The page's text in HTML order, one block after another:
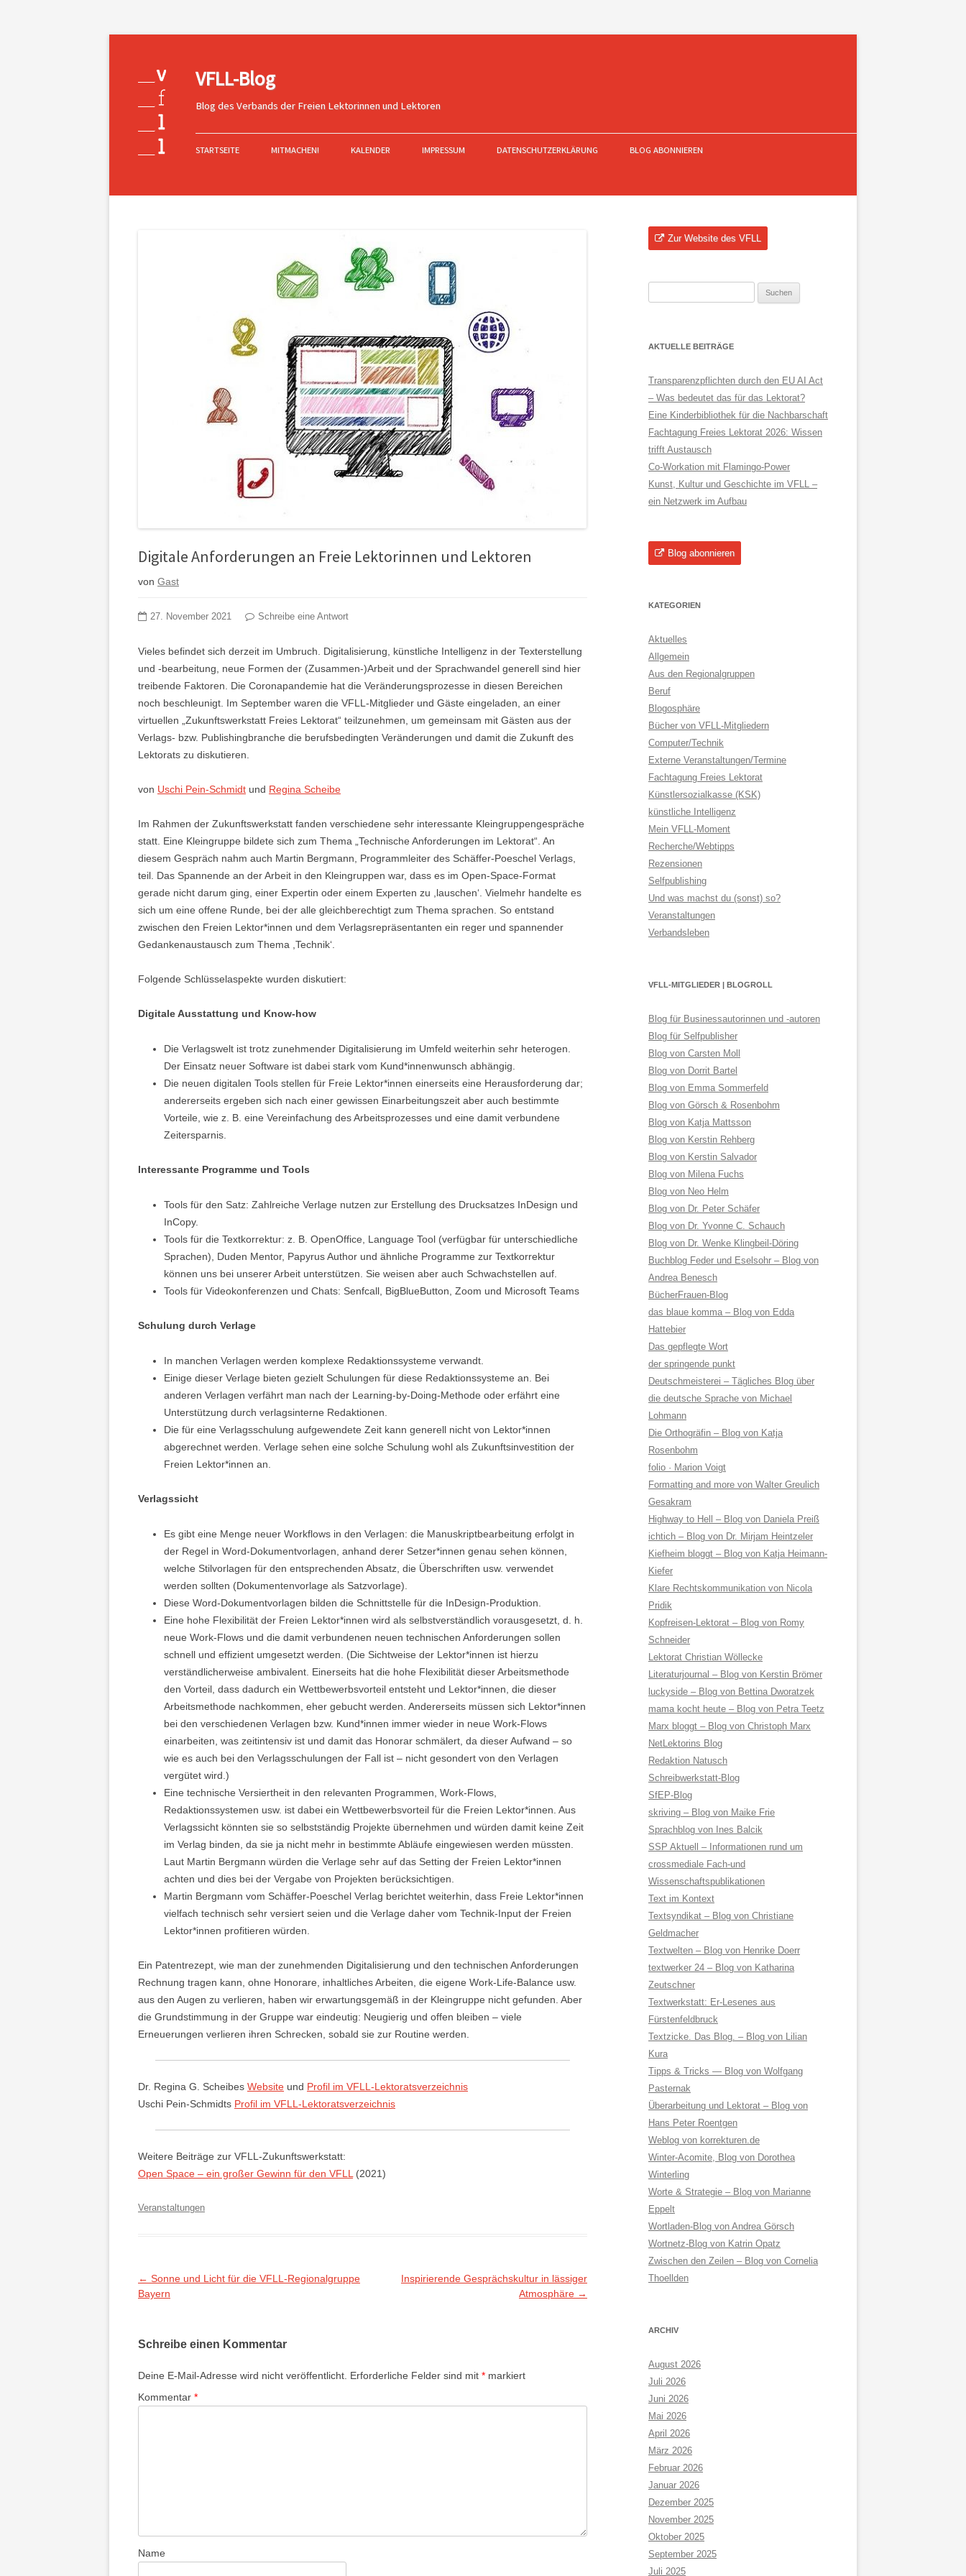
VFLL-Blog
Blog des Verbands der Freien Lektorinnen und Lektoren
Inhalt
STARTSEITE MITMACHEN! KALENDER IMPRESSUM DATENSCHUTZERKLÄRUNG BLOG ABONNIEREN
Digitale Anforderungen an Freie Lektorinnen und Lektoren
von Gast
27. November 2021 Schreibe eine Antwort
Vieles befindet sich derzeit im Umbruch. Digitalisierung, künstliche Intelligenz in der Texterstellung
und -bearbeitung, neue Formen der (Zusammen-)Arbeit und der Sprachwandel generell sind hier
treibende Faktoren. Die Coronapandemie hat die Veränderungsprozesse in diesen Bereichen
noch beschleunigt. Im September waren die VFLL-Mitglieder und Gäste eingeladen, an einer
virtuellen „Zukunftswerkstatt Freies Lektorat“ teilzunehmen, um gemeinsam mit Gästen aus der
Verlags- bzw. Publishingbranche die berufsbedingten Veränderungen und damit die Zukunft des
Lektorats zu diskutieren.
von Uschi Pein-Schmidt und Regina Scheibe
Im Rahmen der Zukunftswerkstatt fanden verschiedene sehr interessante Kleingruppengespräche
statt. Eine Kleingruppe bildete sich zum Thema „Technische Anforderungen im Lektorat“. An
diesem Gespräch nahm auch Martin Bergmann, Programmleiter des Schäffer-Poeschel Verlags,
teil. Das Spannende an der Arbeit in den Kleingruppen war, dass es im Open-Space-Format
gerade nicht darum ging, einer Expertin oder einem Experten zu ,lauschen‘. Vielmehr handelte es
sich um eine offene Runde, bei der alle gleichberechtigt zum Thema sprachen. So entstand
zwischen den Freien Lektor*innen und dem Verlagsrepräsentanten ein reger und spannender
Gedankenaustausch zum Thema ,Technik‘.
Folgende Schlüsselaspekte wurden diskutiert:
Digitale Ausstattung und Know-how
Die Verlagswelt ist trotz zunehmender Digitalisierung im Umfeld weiterhin sehr heterogen.
Der Einsatz neuer Software ist dabei stark vom Kund*innenwunsch abhängig.
Die neuen digitalen Tools stellen für Freie Lektor*innen einerseits eine Herausforderung dar;
andererseits ergeben sich nach einer gewissen Einarbeitungszeit aber auch bestimmte
Vorteile, wie z. B. eine Vereinfachung des Arbeitsprozesses und eine damit verbundene
Zeitersparnis.
Interessante Programme und Tools
Tools für den Satz: Zahlreiche Verlage nutzen zur Erstellung des Drucksatzes InDesign und
InCopy.
Tools für die Textkorrektur: z. B. OpenOffice, Language Tool (verfügbar für unterschiedliche
Sprachen), Duden Mentor, Papyrus Author und ähnliche Programme zur Textkorrektur
können uns bei unserer Arbeit unterstützen. Sie weisen aber auch Schwachstellen auf.
Tools für Videokonferenzen und Chats: Senfcall, BigBlueButton, Zoom und Microsoft Teams
Schulung durch Verlage
In manchen Verlagen werden komplexe Redaktionssysteme verwandt.
Einige dieser Verlage bieten gezielt Schulungen für diese Redaktionssysteme an. Bei
anderen Verlagen verfährt man nach der Learning-by-Doing-Methode oder erfährt eine
Unterstützung durch verlagsinterne Redaktionen.
Die für eine Verlagsschulung aufgewendete Zeit kann generell nicht von Lektor*innen
abgerechnet werden. Verlage sehen eine solche Schulung wohl als Zukunftsinvestition der
Freien Lektor*innen an.
Verlagssicht
Es gibt eine Menge neuer Workflows in den Verlagen: die Manuskriptbearbeitung erfolgt in
der Regel in Word-Dokumentvorlagen, anhand derer Setzer*innen genau sehen können,
welche Stilvorlagen für den entsprechenden Absatz, die Überschriften usw. verwendet
werden sollten (Dokumentenvorlage als Satzvorlage).
Diese Word-Dokumentvorlagen bilden die Schnittstelle für die InDesign-Produktion.
Eine hohe Flexibilität der Freien Lektor*innen wird als selbstverständlich vorausgesetzt, d. h.
neue Work-Flows und die damit verbundenen neuen technischen Anforderungen sollen
schnell und effizient umgesetzt werden. (Die Sichtweise der Lektor*innen ist hierzu
verständlicherweise ambivalent. Einerseits hat die hohe Flexibilität dieser Arbeitsmethode
den Vorteil, dass dadurch ein Wettbewerbsvorteil entsteht und Lektor*innen, die dieser
Arbeitsmethode nachkommen, eher gebucht werden. Andererseits müssen sich Lektor*innen
bei den verschiedenen Verlagen bzw. Kund*innen immer wieder in neue Work-Flows
einarbeiten, was zeitintensiv ist und damit das Honorar schmälert, da dieser Aufwand – so
wie es auch bei den Verlagsschulungen der Fall ist – nicht gesondert von den Verlagen
vergütet wird.)
Eine technische Versiertheit in den relevanten Programmen, Work-Flows,
Redaktionssystemen usw. ist dabei ein Wettbewerbsvorteil für die Freien Lektor*innen. Aus
Verlagssicht könnten sie so selbstständig Projekte übernehmen und würden damit keine Zeit
im Verlag binden, da sie ja nicht mehr in bestimmte Abläufe eingewiesen werden müssten.
Laut Martin Bergmann würden die Verlage sehr auf das Setting der Freien Lektor*innen
achten und dies bei der Vergabe von Projekten berücksichtigen.
Martin Bergmann vom Schäffer-Poeschel Verlag berichtet weiterhin, dass Freie Lektor*innen
vielfach technisch sehr versiert seien und die Verlage daher vom Technik-Input der Freien
Lektor*innen profitieren würden.
Ein Patentrezept, wie man der zunehmenden Digitalisierung und den technischen Anforderungen
Rechnung tragen kann, ohne Honorare, inhaltliches Arbeiten, die eigene Work-Life-Balance usw.
aus den Augen zu verlieren, haben wir erwartungsgemäß in der Kleingruppe nicht gefunden. Aber
die Grundstimmung in der Gruppe war eindeutig: Neugierig und offen bleiben – viele
Erneuerungen verlieren ihren Schrecken, sobald sie zur Routine werden.
Dr. Regina G. Scheibes Website und Profil im VFLL-Lektoratsverzeichnis
Uschi Pein-Schmidts Profil im VFLL-Lektoratsverzeichnis
Weitere Beiträge zur VFLL-Zukunftswerkstatt:
Open Space – ein großer Gewinn für den VFLL (2021)
Veranstaltungen
Beitragsnavigation
← Sonne und Licht für die VFLL-Regionalgruppe
Bayern
Inspirierende Gesprächskultur in lässiger
Atmosphäre →
Schreibe einen Kommentar
Deine E-Mail-Adresse wird nicht veröffentlicht. Erforderliche Felder sind mit * markiert
Kommentar *
Name
Zur Website des VFLL
AKTUELLE BEITRÄGE
Transparenzpflichten durch den EU AI Act
– Was bedeutet das für das Lektorat?
Eine Kinderbibliothek für die Nachbarschaft
Fachtagung Freies Lektorat 2026: Wissen
trifft Austausch
Co-Workation mit Flamingo-Power
Kunst, Kultur und Geschichte im VFLL –
ein Netzwerk im Aufbau
Blog abonnieren
KATEGORIEN
Aktuelles
Allgemein
Aus den Regionalgruppen
Beruf
Blogosphäre
Bücher von VFLL-Mitgliedern
Computer/Technik
Externe Veranstaltungen/Termine
Fachtagung Freies Lektorat
Künstlersozialkasse (KSK)
künstliche Intelligenz
Mein VFLL-Moment
Recherche/Webtipps
Rezensionen
Selfpublishing
Und was machst du (sonst) so?
Veranstaltungen
Verbandsleben
VFLL-MITGLIEDER | BLOGROLL
Blog für Businessautorinnen und -autoren
Blog für Selfpublisher
Blog von Carsten Moll
Blog von Dorrit Bartel
Blog von Emma Sommerfeld
Blog von Görsch & Rosenbohm
Blog von Katja Mattsson
Blog von Kerstin Rehberg
Blog von Kerstin Salvador
Blog von Milena Fuchs
Blog von Neo Helm
Blog von Dr. Peter Schäfer
Blog von Dr. Yvonne C. Schauch
Blog von Dr. Wenke Klingbeil-Döring
Buchblog Feder und Eselsohr – Blog von
Andrea Benesch
BücherFrauen-Blog
das blaue komma – Blog von Edda
Hattebier
Das gepflegte Wort
der springende punkt
Deutschmeisterei – Tägliches Blog über
die deutsche Sprache von Michael
Lohmann
Die Orthogräfin – Blog von Katja
Rosenbohm
folio · Marion Voigt
Formatting and more von Walter Greulich
Gesakram
Highway to Hell – Blog von Daniela Preiß
ichtich – Blog von Dr. Mirjam Heintzeler
Kiefheim bloggt – Blog von Katja Heimann-
Kiefer
Klare Rechtskommunikation von Nicola
Pridik
Kopfreisen-Lektorat – Blog von Romy
Schneider
Lektorat Christian Wöllecke
Literaturjournal – Blog von Kerstin Brömer
luckyside – Blog von Bettina Dworatzek
mama kocht heute – Blog von Petra Teetz
Marx bloggt – Blog von Christoph Marx
NetLektorins Blog
Redaktion Natusch
Schreibwerkstatt-Blog
SfEP-Blog
skriving – Blog von Maike Frie
Sprachblog von Ines Balcik
SSP Aktuell – Informationen rund um
crossmediale Fach-und
Wissenschaftspublikationen
Text im Kontext
Textsyndikat – Blog von Christiane
Geldmacher
Textwelten – Blog von Henrike Doerr
textwerker 24 – Blog von Katharina
Zeutschner
Textwerkstatt: Er-Lesenes aus
Fürstenfeldbruck
Textzicke. Das Blog. – Blog von Lilian
Kura
Tipps & Tricks — Blog von Wolfgang
Pasternak
Überarbeitung und Lektorat – Blog von
Hans Peter Roentgen
Weblog von korrekturen.de
Winter-Acomite, Blog von Dorothea
Winterling
Worte & Strategie – Blog von Marianne
Eppelt
Wortladen-Blog von Andrea Görsch
Wortnetz-Blog von Katrin Opatz
Zwischen den Zeilen – Blog von Cornelia
Thoellden
ARCHIV
August 2026
Juli 2026
Juni 2026
Mai 2026
April 2026
März 2026
Februar 2026
Januar 2026
Dezember 2025
November 2025
Oktober 2025
September 2025
Juli 2025